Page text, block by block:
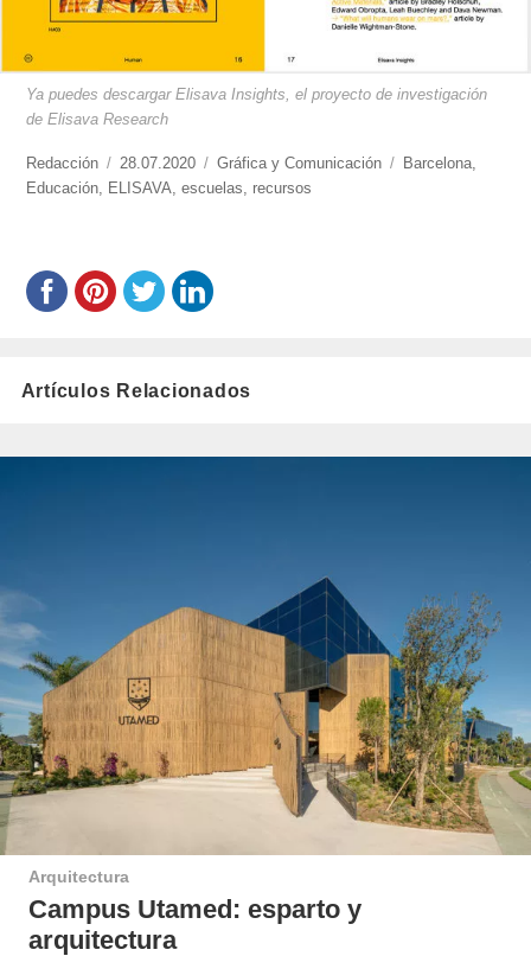
Ya puedes descargar Elisava Insights, el proyecto de investigación
de Elisava Research
https://www.experimenta.es/author/redaccion/
Redacción
Publicado
el
28.07.2020 Categorías
Gráfica y Comunicación Etiquetas
Barcelona
Educación
ELISAVA ,escuelas recursos
Artículos Relacionados
Arquitectura
Campus Utamed: esparto y
arquitectura